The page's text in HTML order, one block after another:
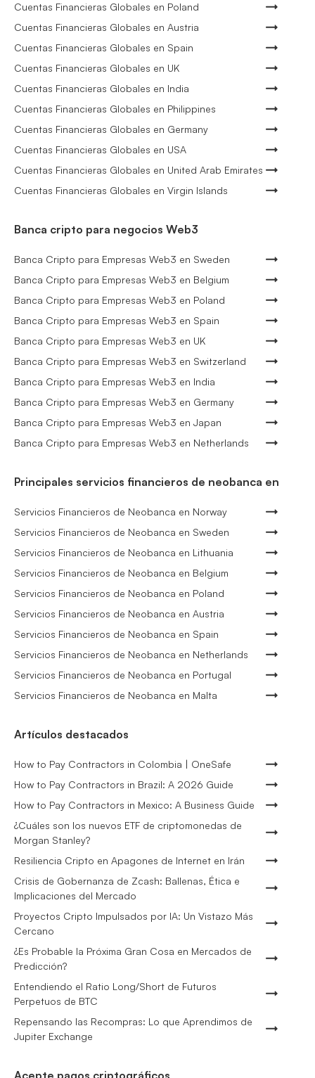
Cuentas Financieras Globales en Poland
Cuentas Financieras Globales en Austria
Cuentas Financieras Globales en Spain
Cuentas Financieras Globales en UK
Cuentas Financieras Globales en India
Cuentas Financieras Globales en Philippines
Cuentas Financieras Globales en Germany
Cuentas Financieras Globales en USA
Cuentas Financieras Globales en United Arab Emirates
Cuentas Financieras Globales en Virgin Islands
Banca cripto para negocios Web3
Banca Cripto para Empresas Web3 en Sweden
Banca Cripto para Empresas Web3 en Belgium
Banca Cripto para Empresas Web3 en Poland
Banca Cripto para Empresas Web3 en Spain
Banca Cripto para Empresas Web3 en UK
Banca Cripto para Empresas Web3 en Switzerland
Banca Cripto para Empresas Web3 en India
Banca Cripto para Empresas Web3 en Germany
Banca Cripto para Empresas Web3 en Japan
Banca Cripto para Empresas Web3 en Netherlands
Principales servicios financieros de neobanca en
Servicios Financieros de Neobanca en Norway
Servicios Financieros de Neobanca en Sweden
Servicios Financieros de Neobanca en Lithuania
Servicios Financieros de Neobanca en Belgium
Servicios Financieros de Neobanca en Poland
Servicios Financieros de Neobanca en Austria
Servicios Financieros de Neobanca en Spain
Servicios Financieros de Neobanca en Netherlands
Servicios Financieros de Neobanca en Portugal
Servicios Financieros de Neobanca en Malta
Artículos destacados
How to Pay Contractors in Colombia | OneSafe
How to Pay Contractors in Brazil: A 2026 Guide
How to Pay Contractors in Mexico: A Business Guide
¿Cuáles son los nuevos ETF de criptomonedas de
Morgan Stanley?
Resiliencia Cripto en Apagones de Internet en Irán
Crisis de Gobernanza de Zcash: Ballenas, Ética e
Implicaciones del Mercado
Proyectos Cripto Impulsados por IA: Un Vistazo Más
Cercano
¿Es Probable la Próxima Gran Cosa en Mercados de
Predicción?
Entendiendo el Ratio Long/Short de Futuros
Perpetuos de BTC
Repensando las Recompras: Lo que Aprendimos de
Jupiter Exchange